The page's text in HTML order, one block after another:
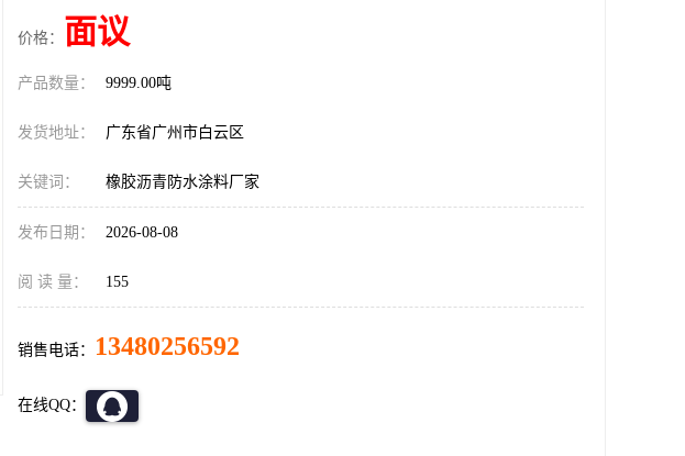
价格： 面议
产品数量： 9999.00吨
发货地址： 广东省广州市白云区
关键词： 橡胶沥青防水涂料厂家
发布日期： 2026-08-08
阅 读 量： 155
销售电话： 13480256592
在线QQ：